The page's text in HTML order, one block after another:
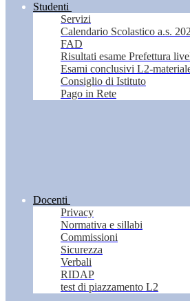
Studenti
Servizi
Calendario Scolastico a.s.
FAD
Risultati esame Prefettura
Esami conclusivi L2-
Consiglio di Istituto
Pago in Rete
Docenti
Privacy
Normativa e sillabi
Commissioni
Sicurezza
Verbali
RIDAP
test di piazzamento L2